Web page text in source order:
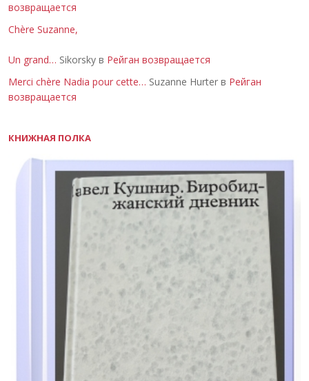
возвращается
Chère Suzanne,
Un grand… Sikorsky в Рейган возвращается
Merci chère Nadia pour cette… Suzanne Hurter в Рейган
возвращается
КНИЖНАЯ ПОЛКА